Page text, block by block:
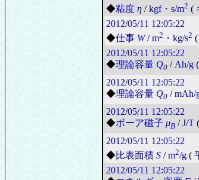
◆粘度 η /kgf・s/m2 (
2012/05/11 12:05:22
◆仕事 W/m2 ・kg/s2 (
2012/05/11 12:05:22
◆理論容量 Q0 / Ah/g (
2012/05/11 12:05:22
◆理論容量 Q0 /mAh/
2012/05/11 12:05:22
◆ボーア磁子 μB /J/T (
2012/05/11 12:05:22
◆比表面積 S /m2/g (
2012/05/11 12:05:22